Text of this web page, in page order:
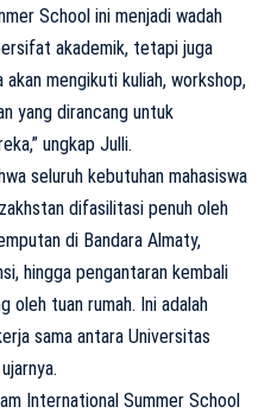
School ini menjadi wadah
akademik, tetapi juga
mengikuti kuliah, workshop,
yang dirancang untuk
ungkap Julli.
seluruh kebutuhan mahasiswa
difasilitasi penuh oleh
di Bandara Almaty,
hingga pengantaran kembali
oleh tuan rumah. Ini adalah
sama antara Universitas
International Summer School